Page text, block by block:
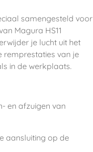
samengesteld voor
Magura HS11
je lucht uit het
remprestaties van je
in de werkplaats.
en afzuigen van
aansluiting op de